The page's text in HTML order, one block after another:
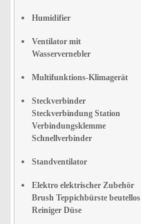
Humidifier
Ventilator mit
Wasservernebler
Multifunktions-Klimagerät
Steckverbinder
Steckverbindung Station
Verbindungsklemme
Schnellverbinder
Standventilator
Elektro elektrischer Zubehör
Brush Teppichbürste beutellos
Reiniger Düse